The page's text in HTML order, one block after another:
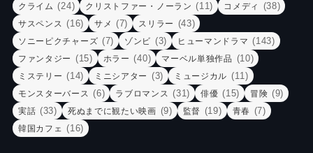
クライム (24) クリストファー・ノーラン (11) コメディ (38)
サスペンス (16) サメ (7) スリラー (43)
ソニーピクチャーズ (7) ゾンビ (3) ヒューマンドラマ (143)
ファンタジー (15) ホラー (40) マーベル単独作品 (10)
ミステリー (14) ミニシアター (3) ミュージカル (11)
モンスターバース (6) ラブロマンス (31) 俳優 (15) 冒険 (9)
実話 (33) 死ぬまでに観たい映画 (9) 監督 (19) 青春 (7)
韓国カフェ (16)